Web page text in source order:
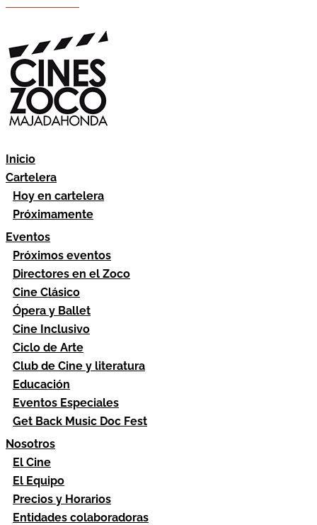
Inicio
Cartelera
Hoy en cartelera
Próximamente
Eventos
Próximos eventos
Directores en el Zoco
Cine Clásico
Ópera y Ballet
Cine Inclusivo
Ciclo de Arte
Club de Cine y literatura
Educación
Eventos Especiales
Get Back Music Doc Fest
Nosotros
El Cine
El Equipo
Precios y Horarios
Entidades colaboradoras